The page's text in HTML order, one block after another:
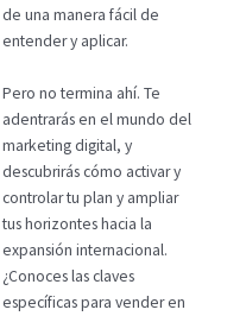
de una manera fácil de
entender y aplicar.
Pero no termina ahí. Te
adentrarás en el mundo del
marketing digital, y
descubrirás cómo activar y
controlar tu plan y ampliar
tus horizontes hacia la
expansión internacional.
¿Conoces las claves
específicas para vender en